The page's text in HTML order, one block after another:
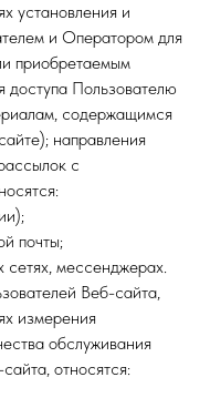
установления и
и Оператором для
приобретаемым
доступа Пользователю
содержащимся
направления
с
почты;
сетях, мессенджерах.
Веб-сайта,
измерения
обслуживания
относятся: